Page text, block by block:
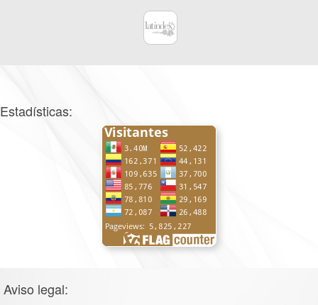
Estadísticas:
Aviso legal: